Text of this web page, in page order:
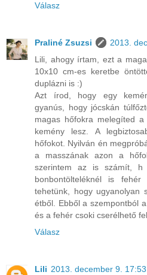
Válasz
Praliné Zsuzsi
2013.
Lili, ahogy írtam, ezt a
10x10 cm-es keretbe
duplázni is :)
Azt írod, hogy egy
gyanús, hogy jócskán
magas hőfokra melegíted
kemény lesz. A
hőfokot. Nyilván én
a masszának azon a
szerintem az is számít,
bonbontölteléknél is
tehetünk, hogy ugyanolyan
étből. Ebből a szempontból
és a fehér csoki cserélhető
Válasz
Lili 2013. december 9. 17:53